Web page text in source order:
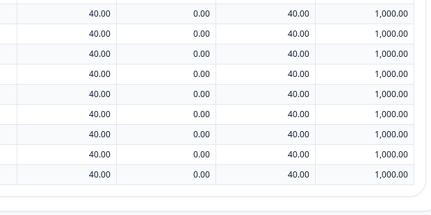
40.00 0.00 40.00
1,000.00
40.00 0.00 40.00
1,000.00
40.00 0.00 40.00
1,000.00
40.00 0.00 40.00
1,000.00
40.00 0.00 40.00
1,000.00
40.00 0.00 40.00
1,000.00
40.00 0.00 40.00
1,000.00
40.00 0.00 40.00
1,000.00
40.00 0.00 40.00 1,000.00